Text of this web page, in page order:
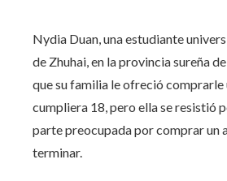
Nydia Duan, una estudiante
de Zhuhai, en la provincia sureña
que su familia le ofreció comprarle
cumpliera 18, pero ella se resistió
parte preocupada por comprar un
terminar.